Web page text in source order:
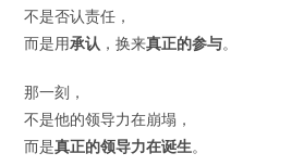
不是否认责任，
而是用承认 ，换来真正的参与。
那一刻，
不是他的领导力在崩塌，
而是真正的领导力在诞生。